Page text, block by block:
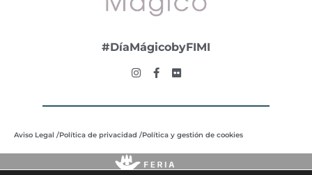
#DíaMágicobyFIMI
Aviso Legal /Política de privacidad /Política y gestión de cookies